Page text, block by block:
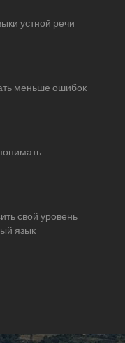
устной речи
меньше ошибок
свой уровень
язык